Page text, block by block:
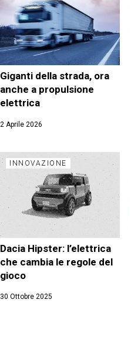
Giganti della strada, ora
anche a propulsione
elettrica
2 Aprile 2026
INNOVAZIONE
Dacia Hipster: l’elettrica
che cambia le regole del
gioco
30 Ottobre 2025